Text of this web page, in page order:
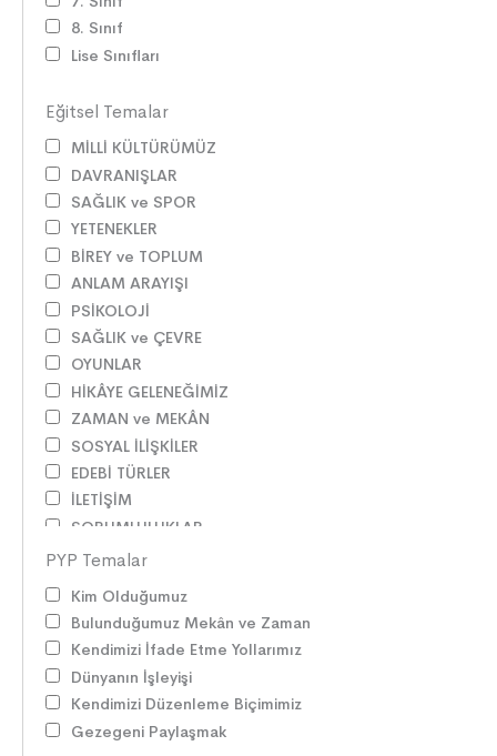
8. Sınıf
Lise Sınıfları
Eğitsel Temalar
MİLLİ KÜLTÜRÜMÜZ
DAVRANIŞLAR
SAĞLIK ve SPOR
YETENEKLER
BİREY ve TOPLUM
ANLAM ARAYIŞI
PSİKOLOJİ
SAĞLIK ve ÇEVRE
OYUNLAR
HİKÂYE GELENEĞİMİZ
ZAMAN ve MEKÂN
SOSYAL İLİŞKİLER
EDEBİ TÜRLER
İLETİŞİM
SORUMLULUKLAR
SÖZ VARLIĞI
ATATÜRK
LİDERLER
HAKLAR
BİLİM ve TEKNOLOJİ
PYP Temalar
Kim Olduğumuz
Bulunduğumuz Mekân ve Zaman
Kendimizi İfade Etme Yollarımız
Dünyanın İşleyişi
Kendimizi Düzenleme Biçimimiz
Gezegeni Paylaşmak